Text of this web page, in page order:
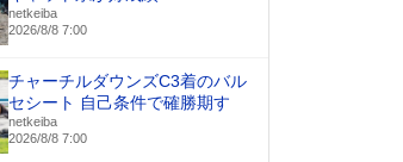
netkeiba
2026/8/8 7:00
チャーチルダウンズC3着のバル
セシート 自己条件で確勝期す
netkeiba
2026/8/8 7:00